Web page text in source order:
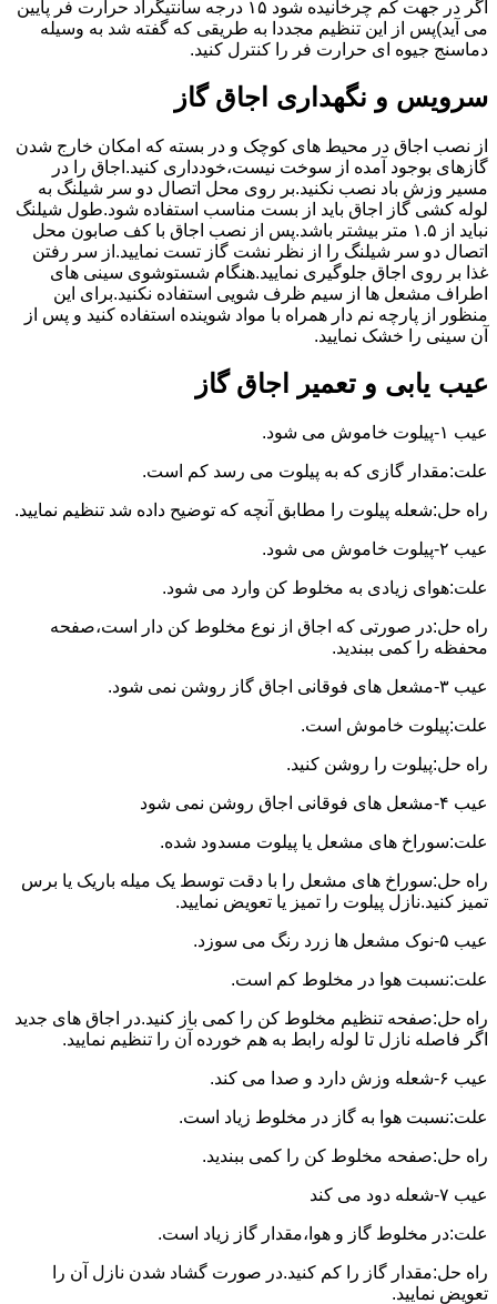
اگر در جهت کم چرخانیده شود ۱۵ درجه سانتیگراد حرارت فر پایین
می آید)پس از این تنظیم مجددا به طریقی که گفته شد به وسیله
دماسنج جیوه ای حرارت فر را کنترل کنید.
سرویس و نگهداری اجاق گاز
از نصب اجاق در محیط های کوچک و در بسته که امکان خارج شدن
گازهای بوجود آمده از سوخت نیست،خودداری کنید.اجاق را در
مسیر وزش باد نصب نکنید.بر روی محل اتصال دو سر شیلنگ به
لوله کشی گاز اجاق باید از بست مناسب استفاده شود.طول شیلنگ
نباید از ۱.۵ متر بیشتر باشد.پس از نصب اجاق با کف صابون محل
اتصال دو سر شیلنگ را از نظر نشت گاز تست نمایید.از سر رفتن
غذا بر روی اجاق جلوگیری نمایید.هنگام شستوشوی سینی های
اطراف مشعل ها از سیم ظرف شویی استفاده نکنید.برای این
منظور از پارچه نم دار همراه با مواد شوینده استفاده کنید و پس از
آن سینی را خشک نمایید.
عیب یابی و تعمیر اجاق گاز
عیب ۱-پیلوت خاموش می شود.
علت:مقدار گازی که به پیلوت می رسد کم است.
راه حل:شعله پیلوت را مطابق آنچه که توضیح داده شد تنظیم نمایید.
عیب ۲-پیلوت خاموش می شود.
علت:هوای زیادی به مخلوط کن وارد می شود.
راه حل:در صورتی که اجاق از نوع مخلوط کن دار است،صفحه
محفظه را کمی ببندید.
عیب ۳-مشعل های فوقانی اجاق گاز روشن نمی شود.
علت:پیلوت خاموش است.
راه حل:پیلوت را روشن کنید.
عیب ۴-مشعل های فوقانی اجاق روشن نمی شود
علت:سوراخ های مشعل یا پیلوت مسدود شده.
راه حل:سوراخ های مشعل را با دقت توسط یک میله باریک یا برس
تمیز کنید.نازل پیلوت را تمیز یا تعویض نمایید.
عیب ۵-نوک مشعل ها زرد رنگ می سوزد.
علت:نسبت هوا در مخلوط کم است.
راه حل:صفحه تنظیم مخلوط کن را کمی باز کنید.در اجاق های جدید
اگر فاصله نازل تا لوله رابط به هم خورده آن را تنظیم نمایید.
عیب ۶-شعله وزش دارد و صدا می کند.
علت:نسبت هوا به گاز در مخلوط زیاد است.
راه حل:صفحه مخلوط کن را کمی ببندید.
عیب ۷-شعله دود می کند
علت:در مخلوط گاز و هوا،مقدار گاز زیاد است.
راه حل:مقدار گاز را کم کنید.در صورت گشاد شدن نازل آن را
تعویض نمایید.